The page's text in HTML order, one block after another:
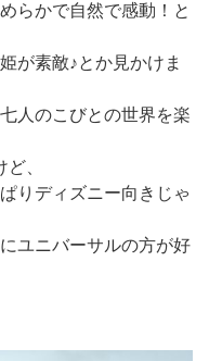
らかで自然で感動！と
が素敵♪とか見かけま
人のこびとの世界を楽
、
りディズニー向きじゃ
ユニバーサルの方が好